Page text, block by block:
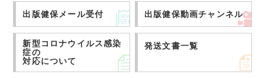
出版健保メール受付 出版健保動画チャンネル
新型コロナウイルス感染
症の
対応について
発送文書一覧